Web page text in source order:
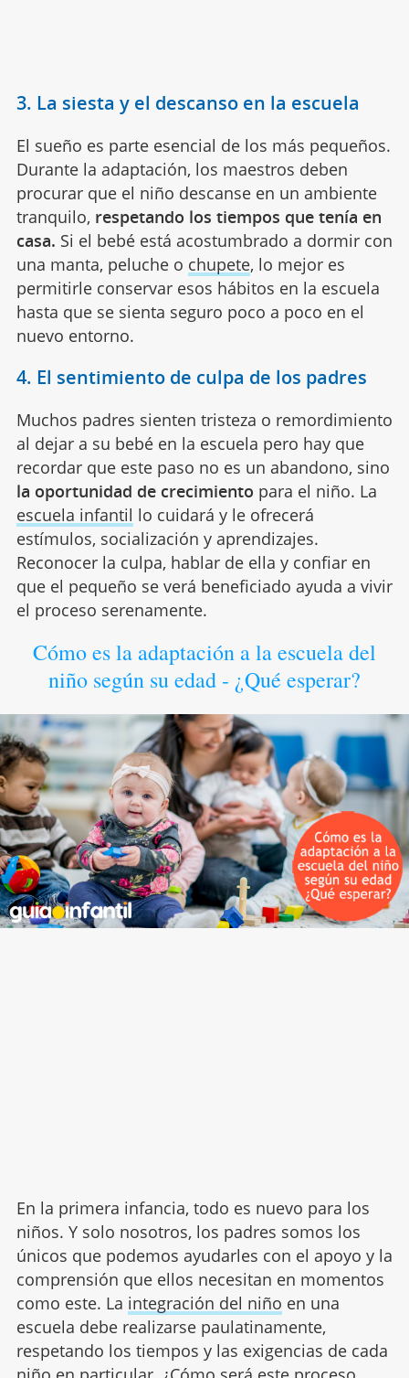
3. La siesta y el descanso en la escuela
El sueño es parte esencial de los más pequeños.
Durante la adaptación, los maestros deben
procurar que el niño descanse en un ambiente
tranquilo, respetando los tiempos que tenía en
casa. Si el bebé está acostumbrado a dormir con
una manta, peluche o chupete, lo mejor es
permitirle conservar esos hábitos en la escuela
hasta que se sienta seguro poco a poco en el
nuevo entorno.
4. El sentimiento de culpa de los padres
Muchos padres sienten tristeza o remordimiento
al dejar a su bebé en la escuela pero hay que
recordar que este paso no es un abandono, sino
la oportunidad de crecimiento para el niño. La
escuela infantil lo cuidará y le ofrecerá
estímulos, socialización y aprendizajes.
Reconocer la culpa, hablar de ella y confiar en
que el pequeño se verá beneficiado ayuda a vivir
el proceso serenamente.
Cómo es la adaptación a la escuela del
niño según su edad - ¿Qué esperar?
En la primera infancia, todo es nuevo para los
niños. Y solo nosotros, los padres somos los
únicos que podemos ayudarles con el apoyo y la
comprensión que ellos necesitan en momentos
como este. La integración del niño en una
escuela debe realizarse paulatinamente,
respetando los tiempos y las exigencias de cada